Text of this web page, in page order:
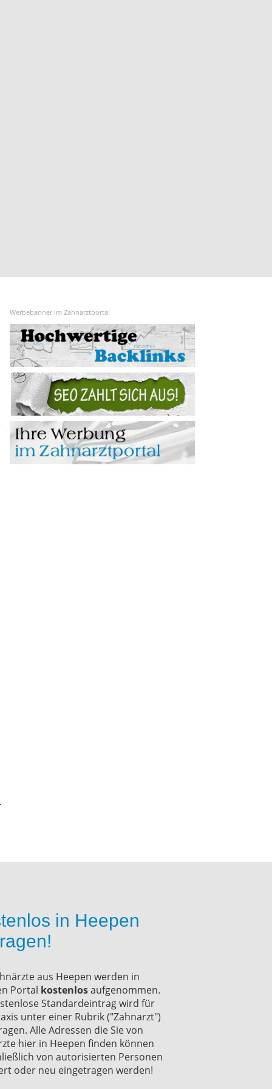
Werbebanner im Zahnarztportal
in Heepen
aus Heepen werden in
Portal kostenlosaufgenommen.
Standardeintrag wird für
unter einer Rubrik ("Zahnarzt")
Alle Adressen die Sie von
hier in Heepen finden können
von autorisierten Personen
oder neu eingetragen werden!